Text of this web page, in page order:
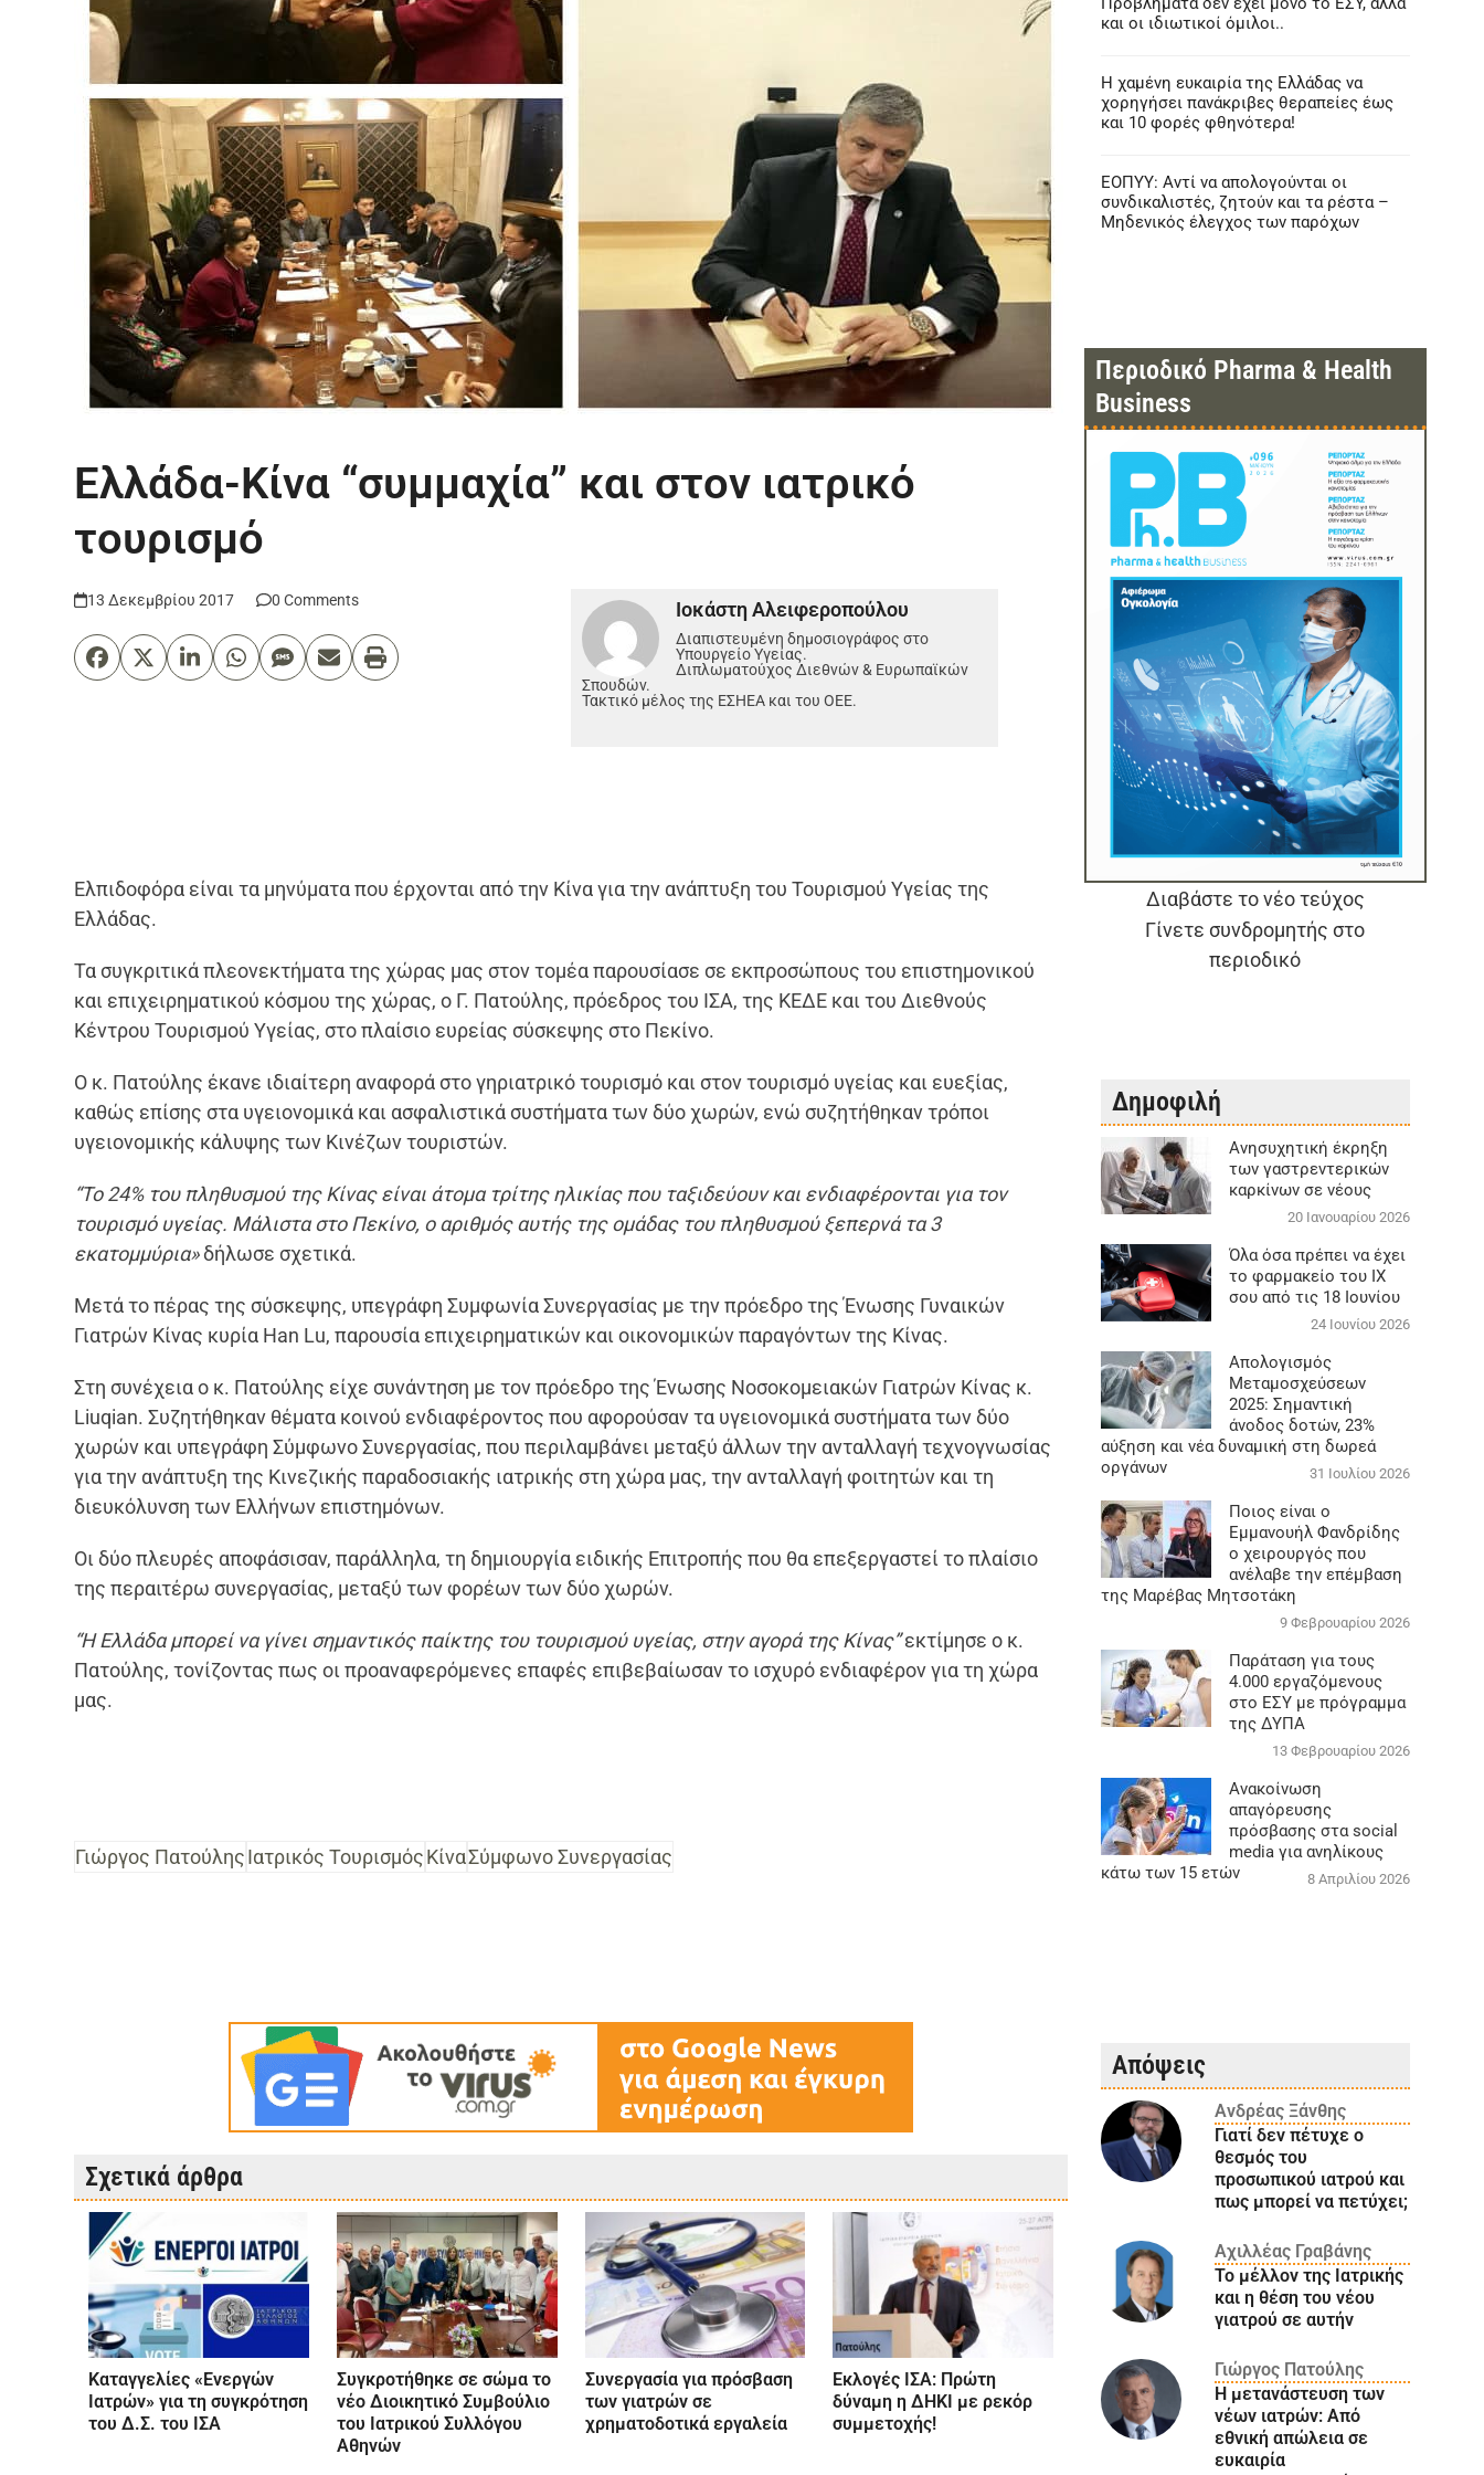
Ελλάδα-Κίνα “συμμαχία” και στον ιατρικό
τουρισμό
13 Δεκεμβρίου 2017 0 Comments Ιοκάστη Αλειφεροπούλου
Διαπιστευμένη δημοσιογράφος στο
Υπουργείο Υγείας.
Διπλωματούχος Διεθνών & Ευρωπαϊκών
Σπουδών.
Τακτικό μέλος της ΕΣΗΕΑ και του ΟΕΕ.
Ελπιδοφόρα είναι τα μηνύματα που έρχονται από την Κίνα για την ανάπτυξη του Τουρισμού Υγείας της
Ελλάδας.
Τα συγκριτικά πλεονεκτήματα της χώρας μας στον τομέα παρουσίασε σε εκπροσώπους του επιστημονικού
και επιχειρηματικού κόσμου της χώρας, ο Γ. Πατούλης, πρόεδρος του ΙΣΑ, της ΚΕΔΕ και του Διεθνούς
Κέντρου Τουρισμού Υγείας, στο πλαίσιο ευρείας σύσκεψης στο Πεκίνο.
Ο κ. Πατούλης έκανε ιδιαίτερη αναφορά στο γηριατρικό τουρισμό και στον τουρισμό υγείας και ευεξίας,
καθώς επίσης στα υγειονομικά και ασφαλιστικά συστήματα των δύο χωρών, ενώ συζητήθηκαν τρόποι
υγειονομικής κάλυψης των Κινέζων τουριστών.
“Το 24% του πληθυσμού της Κίνας είναι άτομα τρίτης ηλικίας που ταξιδεύουν και ενδιαφέρονται για τον
τουρισμό υγείας. Μάλιστα στο Πεκίνο, ο αριθμός αυτής της ομάδας του πληθυσμού ξεπερνά τα 3
εκατομμύρια»δήλωσε σχετικά.
Μετά το πέρας της σύσκεψης, υπεγράφη Συμφωνία Συνεργασίας με την πρόεδρο της Ένωσης Γυναικών
Γιατρών Κίνας κυρία Han Lu, παρουσία επιχειρηματικών και οικονομικών παραγόντων της Κίνας.
Στη συνέχεια ο κ. Πατούλης είχε συνάντηση με τον πρόεδρο της Ένωσης Νοσοκομειακών Γιατρών Κίνας κ.
Liuqian. Συζητήθηκαν θέματα κοινού ενδιαφέροντος που αφορούσαν τα υγειονομικά συστήματα των δύο
χωρών και υπεγράφη Σύμφωνο Συνεργασίας, που περιλαμβάνει μεταξύ άλλων την ανταλλαγή τεχνογνωσίας
για την ανάπτυξη της Κινεζικής παραδοσιακής ιατρικής στη χώρα μας, την ανταλλαγή φοιτητών και τη
διευκόλυνση των Ελλήνων επιστημόνων.
Οι δύο πλευρές αποφάσισαν, παράλληλα, τη δημιουργία ειδικής Επιτροπής που θα επεξεργαστεί το πλαίσιο
της περαιτέρω συνεργασίας, μεταξύ των φορέων των δύο χωρών.
“Η Ελλάδα μπορεί να γίνει σημαντικός παίκτης του τουρισμού υγείας, στην αγορά της Κίνας”εκτίμησε ο κ.
Πατούλης, τονίζοντας πως οι προαναφερόμενες επαφές επιβεβαίωσαν το ισχυρό ενδιαφέρον για τη χώρα
μας.
Γιώργος ΠατούληςΙατρικός ΤουρισμόςΚίναΣύμφωνο Συνεργασίας
Σχετικά άρθρα
Καταγγελίες «Ενεργών
Ιατρών» για τη συγκρότηση
του Δ.Σ. του ΙΣΑ
Συγκροτήθηκε σε σώμα το
νέο Διοικητικό Συμβούλιο
του Ιατρικού Συλλόγου
Αθηνών
Συνεργασία για πρόσβαση
των γιατρών σε
χρηματοδοτικά εργαλεία
Εκλογές ΙΣΑ: Πρώτη
δύναμη η ΔΗΚΙ με ρεκόρ
συμμετοχής!
και οι ιδιωτικοί όμιλοι..
Η χαμένη ευκαιρία της Ελλάδας να
χορηγήσει πανάκριβες θεραπείες έως
και 10 φορές φθηνότερα!
ΕΟΠΥΥ: Αντί να απολογούνται οι
συνδικαλιστές, ζητούν και τα ρέστα –
Μηδενικός έλεγχος των παρόχων
Περιοδικό Pharma & Health
Business
Διαβάστε το νέο τεύχος
Γίνετε συνδρομητής στο
περιοδικό
Δημοφιλή
Aνησυχητική έκρηξη
των γαστρεντερικών
καρκίνων σε νέους
20 Ιανουαρίου 2026
Όλα όσα πρέπει να έχει
το φαρμακείο του ΙΧ
σου από τις 18 Ιουνίου
24 Ιουνίου 2026
Απολογισμός
Μεταμοσχεύσεων
2025: Σημαντική
άνοδος δοτών, 23%
αύξηση και νέα δυναμική στη δωρεά
οργάνων
31 Ιουλίου 2026
Ποιος είναι ο
Εμμανουήλ Φανδρίδης
ο χειρουργός που
ανέλαβε την επέμβαση
της Μαρέβας Μητσοτάκη
9 Φεβρουαρίου 2026
Παράταση για τους
4.000 εργαζόμενους
στο ΕΣΥ με πρόγραμμα
της ΔΥΠΑ
13 Φεβρουαρίου 2026
Ανακοίνωση
απαγόρευσης
πρόσβασης στα social
media για ανηλίκους
κάτω των 15 ετών
8 Απριλίου 2026
Απόψεις
Ανδρέας Ξάνθης
Γιατί δεν πέτυχε ο
θεσμός του
προσωπικού ιατρού και
πως μπορεί να πετύχει;
Αχιλλέας Γραβάνης
Το μέλλον της Ιατρικής
και η θέση του νέου
γιατρού σε αυτήν
Γιώργος Πατούλης
Η μετανάστευση των
νέων ιατρών: Aπό
εθνική απώλεια σε
ευκαιρία